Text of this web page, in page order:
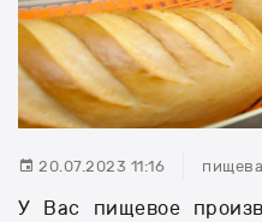
20.07.2023 11:16
У Вас пищевое